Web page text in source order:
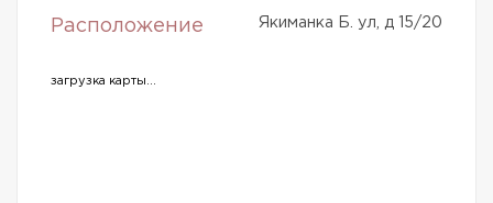
Расположение Якиманка Б. ул, д 15/20
загрузка карты...